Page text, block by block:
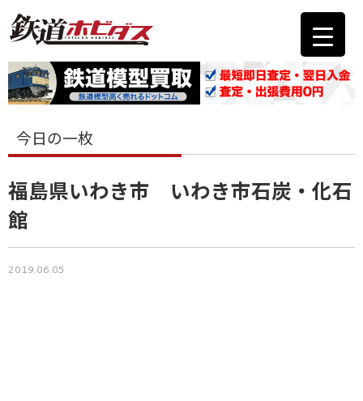
今日の一枚
福島県いわき市 いわき市石炭・化石
館
2019.06.05